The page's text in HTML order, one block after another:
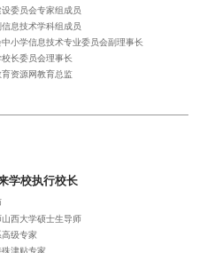
委员会专家组成员
息技术学科组成员
小学信息技术专业委员会副理事长
长委员会理事长
资源网教育总监
学校执行校长
西大学硕士生导师
级专家
津贴专家